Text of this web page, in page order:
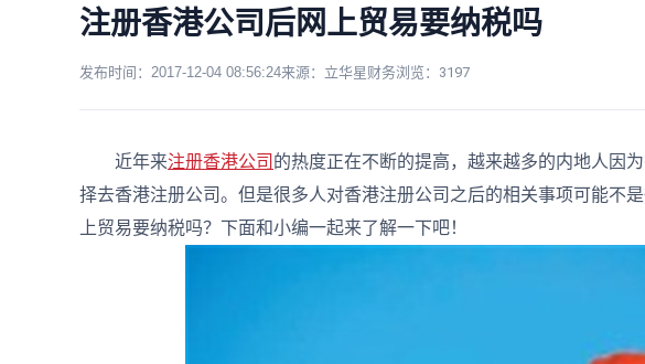
注册香港公司后网上贸易要纳税吗
发布时间： 2017-12-04 08:56:24来源：立华星财务浏览： 3197
近年来注册香港公司 的热度正在不断的提高，越来越多的内地人因
择去香港注册公司。但是很多人对香港注册公司之后的相关事项可能不
上贸易要纳税吗？下面和小编一起来了解一下吧！